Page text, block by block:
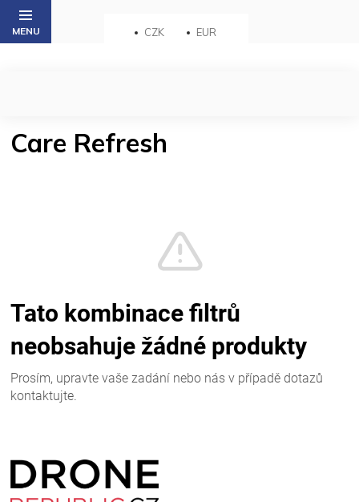
Přejít
obsah
CZK EUR
Care Refresh